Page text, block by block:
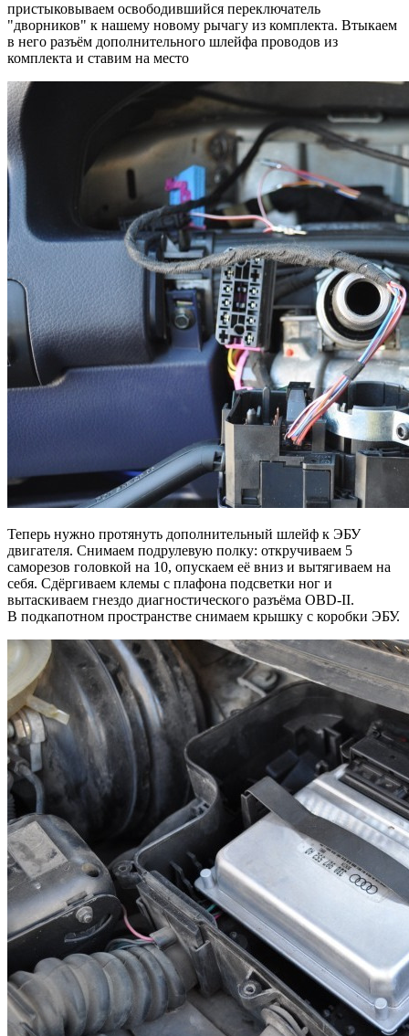
пристыковываем освободившийся переключатель
"дворников" к нашему новому рычагу из комплекта. Втыкаем
в него разъём дополнительного шлейфа проводов из
комплекта и ставим на место
Теперь нужно протянуть дополнительный шлейф к ЭБУ
двигателя. Снимаем подрулевую полку: откручиваем 5
саморезов головкой на 10, опускаем её вниз и вытягиваем на
себя. Сдёргиваем клемы с плафона подсветки ног и
вытаскиваем гнездо диагностического разъёма OBD-II.
В подкапотном пространстве снимаем крышку с коробки ЭБУ.